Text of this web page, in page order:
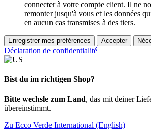
connecter à votre compte client. Il ne
remonter jusqu'à vous et les données
en aucun cas transmises à des tiers.
Enregistrer mes préférences Accepter
Déclaration de confidentialité
Bist du im richtigen Shop?
Bitte wechsle zum Land, das mit deiner
übereinstimmt.
Zu Ecco Verde International (English)